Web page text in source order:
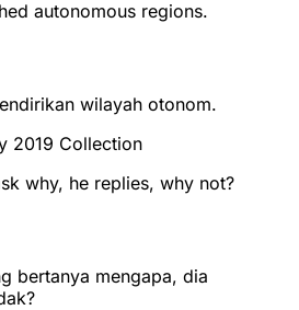
autonomous regions.
wilayah otonom.
2019 Collection
why, he replies, why not?
bertanya mengapa, dia